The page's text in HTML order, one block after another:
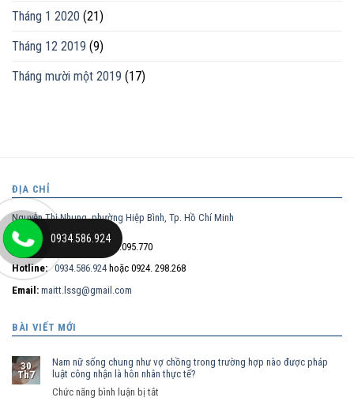
Tháng 1 2020 (21)
Tháng 12 2019 (9)
Tháng mười một 2019 (17)
ĐỊA CHỈ
Nguyễn Thị Nhung, phường Hiệp Bình, Tp. Hồ Chí Minh
Điện thoại trực tiếp:0932.095.770
Hotline: 0934.586.924 hoặc 0924. 298.268
Email: maitt.lssg@gmail.com
BÀI VIẾT MỚI
30
Th7
Nam nữ sống chung như vợ chồng trong trường hợp nào được pháp
luật công nhận là hôn nhân thực tế?
Chức năng bình luận bị tắt
0934.586.924